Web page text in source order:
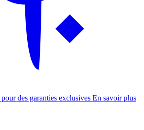
des garanties exclusives En savoir plus